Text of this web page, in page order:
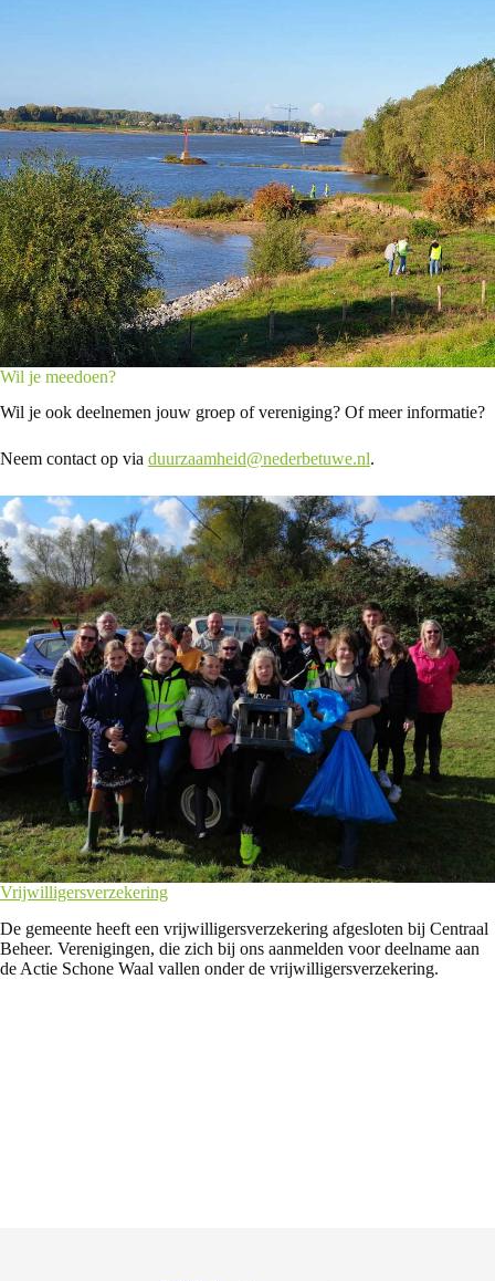
Wil je meedoen?
Wil je ook deelnemen jouw groep of vereniging? Of meer informatie?
Neem contact op via duurzaamheid@nederbetuwe.nl.
Vrijwilligersverzekering
De gemeente heeft een vrijwilligersverzekering afgesloten bij Centraal
Beheer. Verenigingen, die zich bij ons aanmelden voor deelname aan
de Actie Schone Waal vallen onder de vrijwilligersverzekering.